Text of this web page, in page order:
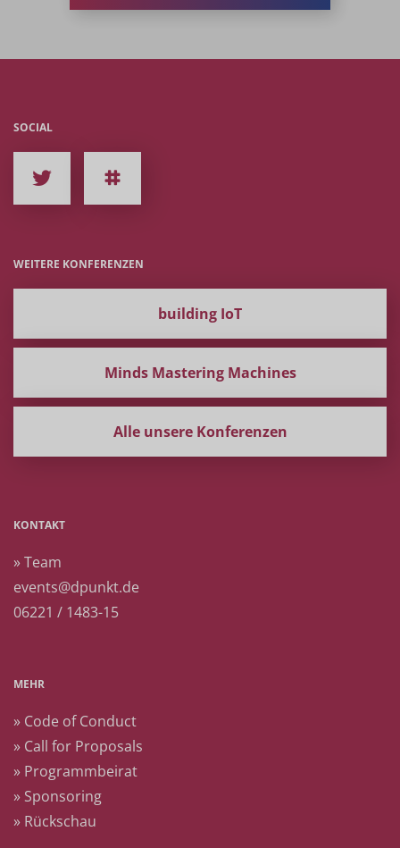
SOCIAL
WEITERE KONFERENZEN
building IoT
Minds Mastering Machines
Alle unsere Konferenzen
KONTAKT
» Team
events@dpunkt.de
06221 / 1483-15
MEHR
» Code of Conduct
» Call for Proposals
» Programmbeirat
» Sponsoring
» Rückschau